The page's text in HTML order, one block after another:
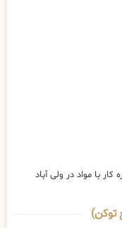
با مواد در ولی آباد
توکن)